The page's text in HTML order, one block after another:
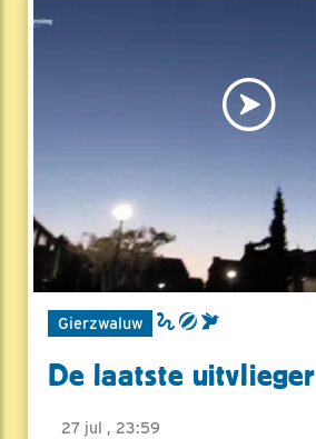
Gierzwaluw
De laatste uitvlieger
27 jul , 23:59